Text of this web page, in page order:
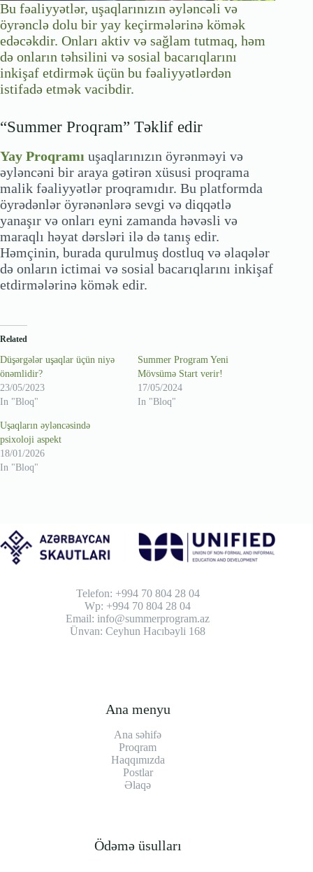
Bu fəaliyyətlər, uşaqlarınızın əyləncəli və
öyrənclə dolu bir yay keçirmələrinə kömək
edəcəkdir. Onları aktiv və sağlam tutmaq, həm
də onların təhsilini və sosial bacarıqlarını
inkişaf etdirmək üçün bu fəaliyyətlərdən
istifadə etmək vacibdir.
“Summer Proqram” Təklif edir
Yay Proqramı uşaqlarınızın öyrənməyi və
əyləncəni bir araya gətirən xüsusi proqrama
malik fəaliyyətlər proqramıdır. Bu platformda
öyrədənlər öyrənənlərə sevgi və diqqətlə
yanaşır və onları eyni zamanda həvəsli və
maraqlı həyat dərsləri ilə də tanış edir.
Həmçinin, burada qurulmuş dostluq və əlaqələr
də onların ictimai və sosial bacarıqlarını inkişaf
etdirmələrinə kömək edir.
Related
Düşərgələr uşaqlar üçün niyə
önəmlidir?
23/05/2023
In "Bloq"
Summer Program Yeni
Mövsümə Start verir!
17/05/2024
In "Bloq"
Uşaqların əyləncəsində
psixoloji aspekt
18/01/2026
In "Bloq"
Telefon: +994 70 804 28 04
Wp: +994 70 804 28 04
Email: info@summerprogram.az
Ünvan: Ceyhun Hacıbəyli 168
Ana menyu
Ana səhifə
Proqram
Haqqımızda
Postlar
Əlaqə
Ödəmə üsulları